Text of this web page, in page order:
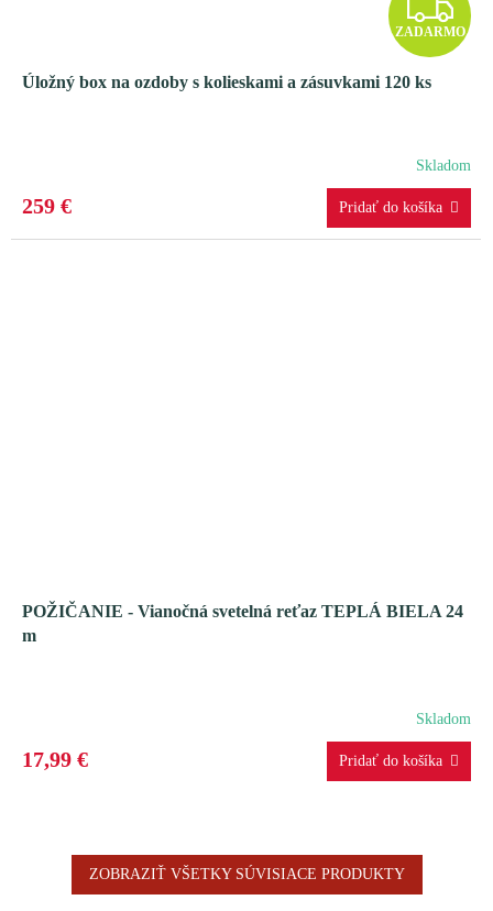
A
R
M
ZADARMO
Úložný box na ozdoby s kolieskami a zásuvkami 120 ks
Skladom
259 €
POŽIČANIE - Vianočná svetelná reťaz TEPLÁ BIELA 24
m
Skladom
17,99 €
ZOBRAZIŤ VŠETKY SÚVISIACE PRODUKTY